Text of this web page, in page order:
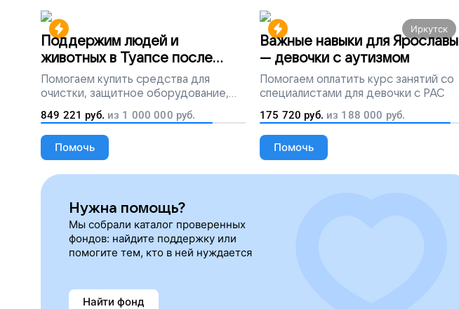
Поддержим людей и
животных в Туапсе после
разлива мазута
Помогаем купить средства для
очистки, защитное оборудование,
лекарства, корм и предметы первой
необходимости
849 221 руб. из 1 000 000 руб.
Помочь
Иркутск
Важные навыки для Ярославы
— девочки с аутизмом
Помогаем оплатить курс занятий со
специалистами для девочки с РАС
175 720 руб. из 188 000 руб.
Помочь
Нужна помощь?
Мы собрали каталог проверенных
фондов: найдите поддержку или
помогите тем, кто в ней нуждается
Найти фонд